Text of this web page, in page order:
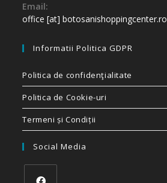
Email:
office [at] botosanishoppingcenter.ro
Informatii Politica GDPR
Politica de confidenţialitate
Politica de Cookie-uri
Termeni și Condiții
Social Media